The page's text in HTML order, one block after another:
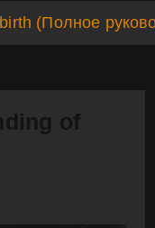
(Полное
of